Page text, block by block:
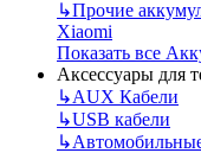
↳Прочие
Xiaomi
Показать все
Аксессуары для
↳AUX Кабели
↳USB кабели
↳